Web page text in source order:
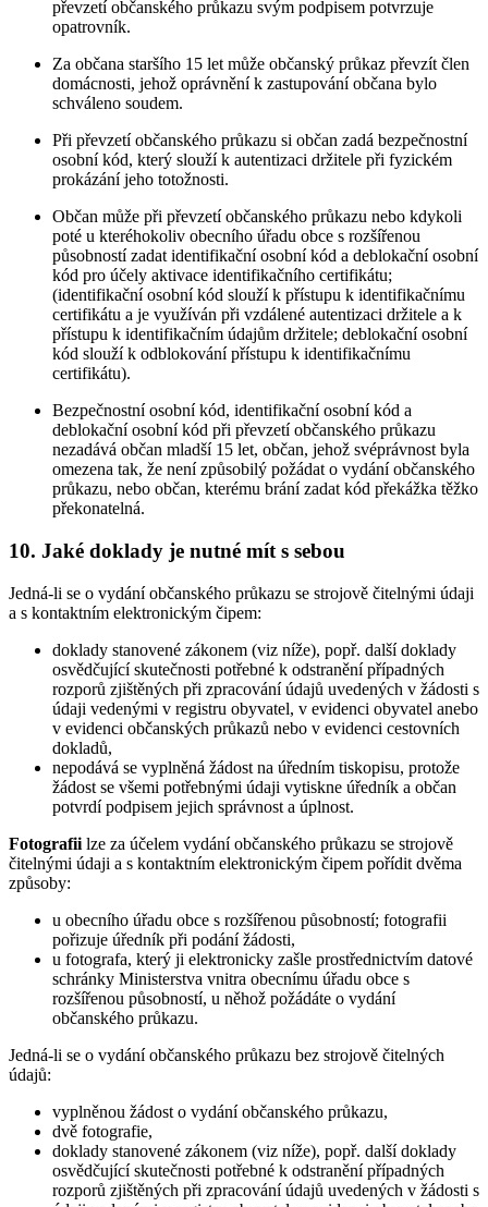
převzetí občanského průkazu svým podpisem potvrzuje
opatrovník.
Za občana staršího 15 let může občanský průkaz převzít člen
domácnosti, jehož oprávnění k zastupování občana bylo
schváleno soudem.
Při převzetí občanského průkazu si občan zadá bezpečnostní
osobní kód, který slouží k autentizaci držitele při fyzickém
prokázání jeho totožnosti.
Občan může při převzetí občanského průkazu nebo kdykoli
poté u kteréhokoliv obecního úřadu obce s rozšířenou
působností zadat identifikační osobní kód a deblokační osobní
kód pro účely aktivace identifikačního certifikátu;
(identifikační osobní kód slouží k přístupu k identifikačnímu
certifikátu a je využíván při vzdálené autentizaci držitele a k
přístupu k identifikačním údajům držitele; deblokační osobní
kód slouží k odblokování přístupu k identifikačnímu
certifikátu).
Bezpečnostní osobní kód, identifikační osobní kód a
deblokační osobní kód při převzetí občanského průkazu
nezadává občan mladší 15 let, občan, jehož svéprávnost byla
omezena tak, že není způsobilý požádat o vydání občanského
průkazu, nebo občan, kterému brání zadat kód překážka těžko
překonatelná.
10. Jaké doklady je nutné mít s sebou
Jedná-li se o vydání občanského průkazu se strojově čitelnými údaji
a s kontaktním elektronickým čipem:
doklady stanovené zákonem (viz níže), popř. další doklady
osvědčující skutečnosti potřebné k odstranění případných
rozporů zjištěných při zpracování údajů uvedených v žádosti s
údaji vedenými v registru obyvatel, v evidenci obyvatel anebo
v evidenci občanských průkazů nebo v evidenci cestovních
dokladů,
nepodává se vyplněná žádost na úředním tiskopisu, protože
žádost se všemi potřebnými údaji vytiskne úředník a občan
potvrdí podpisem jejich správnost a úplnost.
Fotografii lze za účelem vydání občanského průkazu se strojově
čitelnými údaji a s kontaktním elektronickým čipem pořídit dvěma
způsoby:
u obecního úřadu obce s rozšířenou působností; fotografii
pořizuje úředník při podání žádosti,
u fotografa, který ji elektronicky zašle prostřednictvím datové
schránky Ministerstva vnitra obecnímu úřadu obce s
rozšířenou působností, u něhož požádáte o vydání
občanského průkazu.
Jedná-li se o vydání občanského průkazu bez strojově čitelných
údajů:
vyplněnou žádost o vydání občanského průkazu,
dvě fotografie,
doklady stanovené zákonem (viz níže), popř. další doklady
osvědčující skutečnosti potřebné k odstranění případných
rozporů zjištěných při zpracování údajů uvedených v žádosti s